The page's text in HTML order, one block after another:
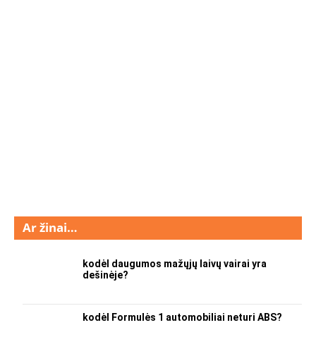
Ar žinai…
kodėl daugumos mažųjų laivų vairai yra
dešinėje?
kodėl Formulės 1 automobiliai neturi ABS?